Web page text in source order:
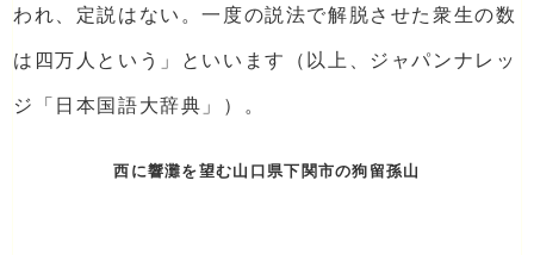
われ、定説はない。一度の説法で解脱させた衆生の数
は四万人という」といいます（以上、ジャパンナレッ
ジ「日本国語大辞典」）。
西に響灘を望む山口県下関市の狗留孫山